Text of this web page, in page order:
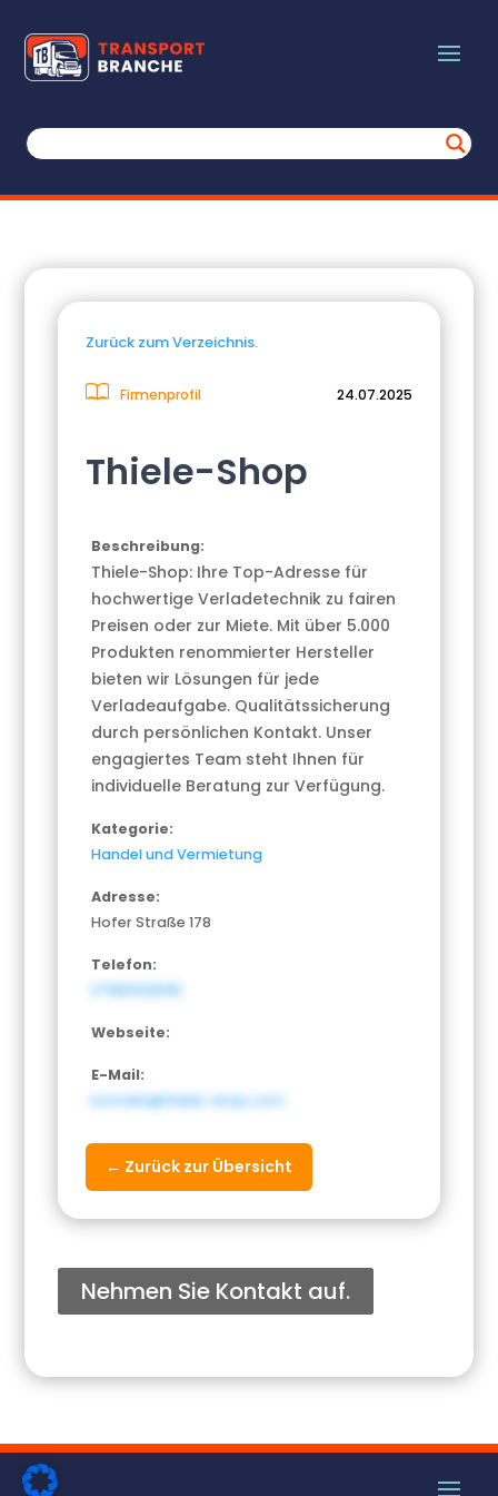
Zurück zum Verzeichnis.
Firmenprofil 24.07.2025
Thiele-Shop
Beschreibung:
Thiele-Shop: Ihre Top-Adresse für
hochwertige Verladetechnik zu fairen
Preisen oder zur Miete. Mit über 5.000
Produkten renommierter Hersteller
bieten wir Lösungen für jede
Verladeaufgabe. Qualitätssicherung
durch persönlichen Kontakt. Unser
engagiertes Team steht Ihnen für
individuelle Beratung zur Verfügung.
Kategorie:
Handel und Vermietung
Adresse:
Hofer Straße 178
Telefon:
37180002595
Webseite:
E-Mail:
kontakt@thiele-shop.com
← Zurück zur Übersicht
Nehmen Sie Kontakt auf.